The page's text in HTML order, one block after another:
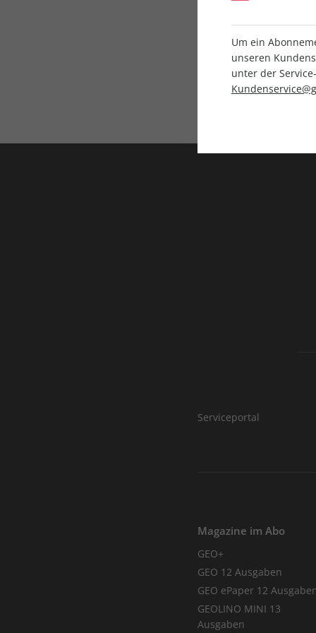
Serviceportal
Magazine im Abo
GEO+
GEO 12 Ausgaben
GEO ePaper 12
GEOLINO MINI 13
Ausgaben
Um ein
unseren
unter der